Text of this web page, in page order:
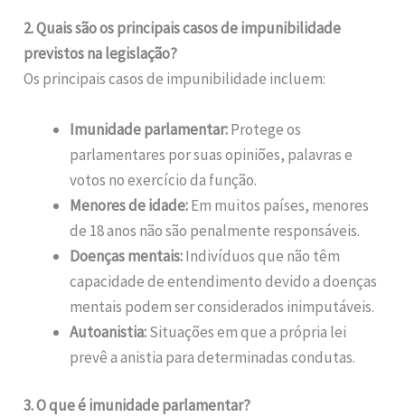
2. Quais são os principais casos de impunibilidade
previstos na legislação?
Os principais casos de impunibilidade incluem:
Imunidade parlamentar:Protege os
parlamentares por suas opiniões, palavras e
votos no exercício da função.
Menores de idade:Em muitos países, menores
de 18 anos não são penalmente responsáveis.
Doenças mentais:Indivíduos que não têm
capacidade de entendimento devido a doenças
mentais podem ser considerados inimputáveis.
Autoanistia:Situações em que a própria lei
prevê a anistia para determinadas condutas.
3. O que é imunidade parlamentar?